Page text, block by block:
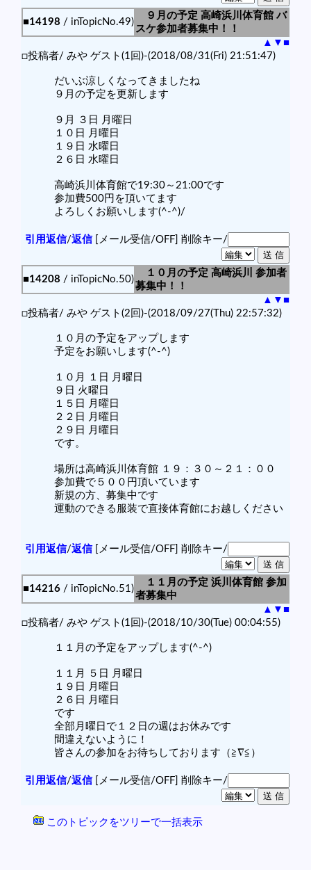
■14198 / inTopicNo.49)
９月の予定 高崎浜川体育館 バ
スケ参加者募集中！！
▲ ▼ ■
□投稿者/ みや ゲスト(1回)-(2018/08/31(Fri) 21:51:47)
だいぶ涼しくなってきましたね
９月の予定を更新します
９月 ３日 月曜日
１０日 月曜日
１９日 水曜日
２６日 水曜日
高崎浜川体育館で19:30～21:00です
参加費500円を頂いてます
よろしくお願いします(^-^)/
引用返信/返信[メール受信/OFF] 削除キー/
■14208 / inTopicNo.50)
１０月の予定 高崎浜川 参加者
募集中！！
▲ ▼ ■
□投稿者/ みや ゲスト(2回)-(2018/09/27(Thu) 22:57:32)
１０月の予定をアップします
予定をお願いします(^-^)
１０月 １日 月曜日
９日 火曜日
１５日 月曜日
２２日 月曜日
２９日 月曜日
です。
場所は高崎浜川体育館 １９：３０～２１：００
参加費で５００円頂いています
新規の方、募集中です
運動のできる服装で直接体育館にお越しください
引用返信/返信[メール受信/OFF] 削除キー/
■14216 / inTopicNo.51)
１１月の予定 浜川体育館 参加
者募集中
▲ ▼ ■
□投稿者/ みや ゲスト(1回)-(2018/10/30(Tue) 00:04:55)
１１月の予定をアップします(^-^)
１１月 ５日 月曜日
１９日 月曜日
２６日 月曜日
です
全部月曜日で１２日の週はお休みです
間違えないように！
皆さんの参加をお待ちしております（≧∇≦）
引用返信/返信[メール受信/OFF] 削除キー/
このトピックをツリーで一括表示